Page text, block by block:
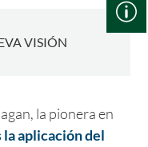
VISIÓN
la pionera en
aplicación del